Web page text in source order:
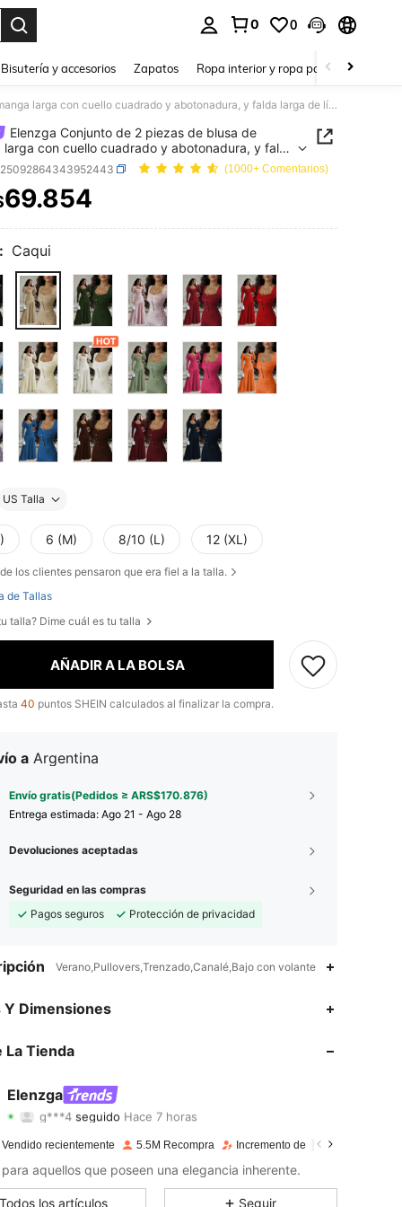
0 0
Bisutería y accesorios Zapatos Ropa interior y ropa para dormir
Elenzga Conjunto de 2 piezas de blusa de manga larga con cuello cuadrado y abotonadura, y falda larga de línea A, en tela texturizada rosa, estilo casual de vacaciones, para otoño
Elenzga Conjunto de 2 piezas de blusa de
larga con cuello cuadrado y abotonadura, y falda
línea A, en tela texturizada rosa, estilo casual
para otoño
(1000+ Comentarios)
AND AVAILABILITY
69.854
Caqui
US Talla
6 (M) 8/10 (L) 12 (XL)
de los clientes pensaron que era fiel a la talla.
de Tallas
talla? Dime cuál es tu talla
AÑADIR A LA BOLSA
40 puntos SHEIN calculados al finalizar la compra.
a Argentina
Envío gratis(Pedidos ≥ ARS$170.876)
Entrega estimada: Ago 21 - Ago 28
Devoluciones aceptadas
Seguridad en las compras
Pagos seguros
Protección de privacidad
Verano,Pullovers,Trenzado,Canalé,Bajo con volante
Y Dimensiones
La Tienda
Elenzga
g***4seguido
4,89 Calificación 14KArtículos
4,89
recientemente 5.5M Recompra Incremento de seguidores de 11%
aquellos que poseen una elegancia inherente.
Todos los artículos Seguir